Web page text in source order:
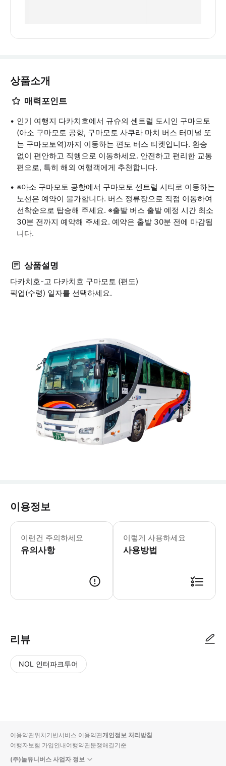
상품소개
매력포인트
인기 여행지 다카치호에서 규슈의 센트럴 도시인 구마모토
(아소 구마모토 공항, 구마모토 사쿠라 마치 버스 터미널 또
는 구마모토역)까지 이동하는 편도 버스 티켓입니다. 환승
없이 편안하고 직행으로 이동하세요. 안전하고 편리한 교통
편으로, 특히 해외 여행객에게 추천합니다.
※아소 구마모토 공항에서 구마모토 센트럴 시티로 이동하는
노선은 예약이 불가합니다. 버스 정류장으로 직접 이동하여
선착순으로 탑승해 주세요. ※출발 버스 출발 예정 시간 최소
30분 전까지 예약해 주세요. 예약은 출발 30분 전에 마감됩
니다.
상품설명
다카치호-고 다카치호 구마모토 (편도)
픽업(수령) 일자를 선택하세요.
이용정보
이런건 주의하세요
유의사항
- 이용요건 * 본 상품은 이용 가능 연
- 추가정보 * 유모차 수용이 가능한 차
이렇게 사용하세요
사용방법
리뷰
NOL 인터파크투어
입니
다.
순
상
이용약관위치기반서비스 이용약관개인정보 처리방침
여행자보험 가입안내여행약관분쟁해결기준
(주)놀유니버스 사업자 정보